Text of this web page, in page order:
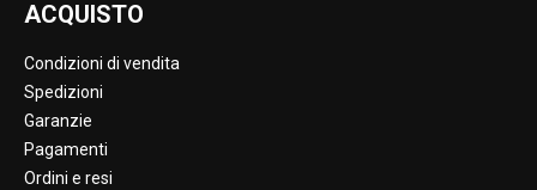
ACQUISTO
Condizioni di vendita
Spedizioni
Garanzie
Pagamenti
Ordini e resi